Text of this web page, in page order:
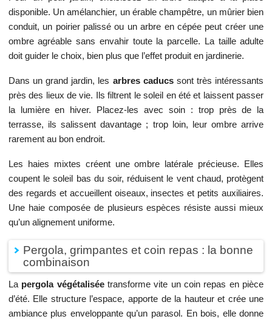
disponible. Un amélanchier, un érable champêtre, un mûrier bien
conduit, un poirier palissé ou un arbre en cépée peut créer une
ombre agréable sans envahir toute la parcelle. La taille adulte
doit guider le choix, bien plus que l’effet produit en jardinerie.
Dans un grand jardin, les arbres caducssont très intéressants
près des lieux de vie. Ils filtrent le soleil en été et laissent passer
la lumière en hiver. Placez-les avec soin : trop près de la
terrasse, ils salissent davantage ; trop loin, leur ombre arrive
rarement au bon endroit.
Les haies mixtes créent une ombre latérale précieuse. Elles
coupent le soleil bas du soir, réduisent le vent chaud, protègent
des regards et accueillent oiseaux, insectes et petits auxiliaires.
Une haie composée de plusieurs espèces résiste aussi mieux
qu’un alignement uniforme.
Pergola, grimpantes et coin repas : la bonne
combinaison
La pergola végétaliséetransforme vite un coin repas en pièce
d’été. Elle structure l’espace, apporte de la hauteur et crée une
ambiance plus enveloppante qu’un parasol. En bois, elle donne